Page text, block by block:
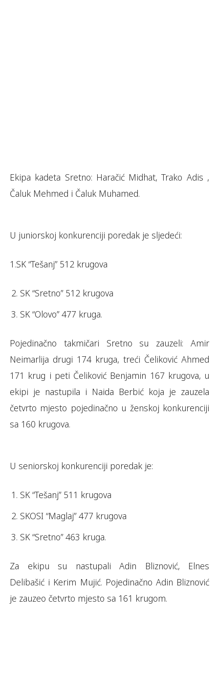
Ekipa kadeta Sretno: Haračić Midhat, Trako Adis ,
Čaluk Mehmed i Čaluk Muhamed.
U juniorskoj konkurenciji poredak je sljedeći:
1.SK “Tešanj” 512 krugova
SK “Sretno” 512 krugova
SK “Olovo” 477 kruga.
Pojedinačno takmičari Sretno su zauzeli: Amir
Neimarlija drugi 174 kruga, treći Čeliković Ahmed
171 krug i peti Čeliković Benjamin 167 krugova, u
ekipi je nastupila i Naida Berbić koja je zauzela
četvrto mjesto pojedinačno u ženskoj konkurenciji
sa 160 krugova.
U seniorskoj konkurenciji poredak je:
SK “Tešanj” 511 krugova
SKOSI “Maglaj” 477 krugova
SK “Sretno” 463 kruga.
Za ekipu su nastupali Adin Bliznović, Elnes
Delibašić i Kerim Mujić. Pojedinačno Adin Bliznović
je zauzeo četvrto mjesto sa 161 krugom.